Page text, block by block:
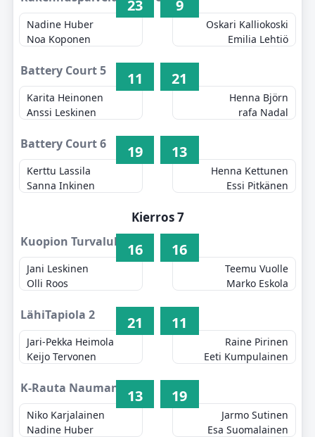
Nadine Huber
Noa Koponen
23 9
Oskari Kalliokoski
Emilia Lehtiö
Battery Court 5
Karita Heinonen
Anssi Leskinen
11 21
Henna Björn
rafa Nadal
Battery Court 6
Kerttu Lassila
Sanna Inkinen
19 13
Henna Kettunen
Essi Pitkänen
Kierros 7
Kuopion Turvalukko 1
Jani Leskinen
Olli Roos
16 16
Teemu Vuolle
Marko Eskola
LähiTapiola 2
Jari-Pekka Heimola
Keijo Tervonen
21 11
Raine Pirinen
Eeti Kumpulainen
K-Rauta Naumanen 3
Niko Karjalainen
Nadine Huber
13 19
Jarmo Sutinen
Esa Suomalainen